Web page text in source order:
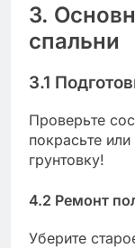
3.
спальни
3.1
Проверьте
покрасьте
грунтовку!
4.2 Ремонт
Уберите